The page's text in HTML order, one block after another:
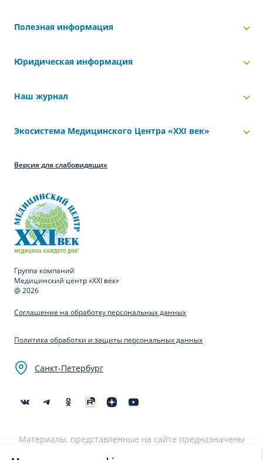
Полезная информация
Юридическая информация
Наш журнал
Экосистема Медицинского Центра «‎XXI век»
Версия для слабовидящих
Группа компаний
Медицинский центр «XXI век»
@ 2026
Соглашение на обработку персональных данных
Политика обработки и защиты персональных данных
Санкт-Петербург
Материалы, представленные на сайте предназначены